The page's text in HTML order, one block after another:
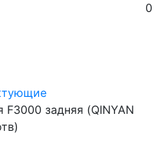
0
задняя (QINYAN